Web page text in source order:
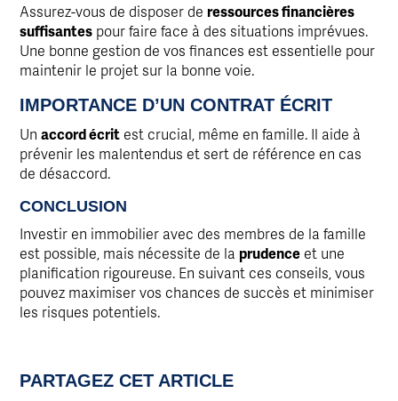
Assurez-vous de disposer de ressources financières
suffisantes pour faire face à des situations imprévues.
Une bonne gestion de vos finances est essentielle pour
maintenir le projet sur la bonne voie.
IMPORTANCE D’UN CONTRAT ÉCRIT
Unaccord écrit est crucial, même en famille. Il aide à
prévenir les malentendus et sert de référence en cas
de désaccord.
CONCLUSION
Investir en immobilier avec des membres de la famille
est possible, mais nécessite de la prudence et une
planification rigoureuse. En suivant ces conseils, vous
pouvez maximiser vos chances de succès et minimiser
les risques potentiels.
PARTAGEZ CET ARTICLE